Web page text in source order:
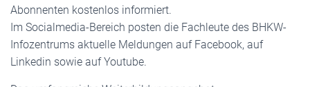
Abonnenten kostenlos informiert.
Im Socialmedia-Bereich posten die Fachleute des BHKW-
Infozentrums aktuelle Meldungen auf Facebook, auf
Linkedin sowie auf Youtube.